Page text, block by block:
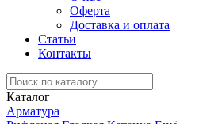
Оферта
Доставка и оплата
Статьи
Контакты
Каталог
Арматура